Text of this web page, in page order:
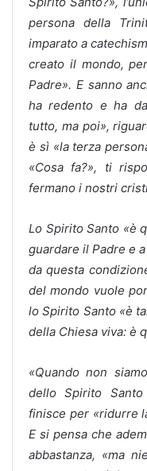
persona della
imparato a
creato il mondo,
Padre». E sanno
ha redento e ha
tutto, ma poi»,
è sì «la terza
«Cosa fa?», ti
fermano i nostri
Lo Spirito Santo «è
guardare il Padre e
da questa
del mondo vuole
lo Spirito Santo «è
della Chiesa viva: è
«Quando non
dello Spirito
finisce per «ridurre
E si pensa che
abbastanza, «ma